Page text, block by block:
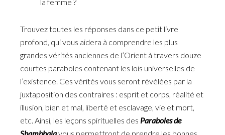
Trouvez toutes les réponses dans ce petit livre
profond, qui vous aidera à comprendre les plus
grandes vérités anciennes de l’Orient à travers douze
courtes paraboles contenant les lois universelles de
l’existence. Ces vérités vous seront révélées par la
juxtaposition des contraires : esprit et corps, réalité et
illusion, bien et mal, liberté et esclavage, vie et mort,
etc. Ainsi, les leçons spirituelles des Paraboles de